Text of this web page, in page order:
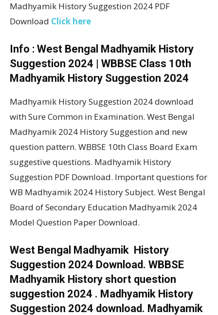
Madhyamik History Suggestion 2024 PDF
Download Click here
Info : West Bengal Madhyamik History
Suggestion 2024 | WBBSE Class 10th
Madhyamik History Suggestion 2024
Madhyamik History Suggestion 2024 download
with Sure Common in Examination. West Bengal
Madhyamik 2024 History Suggestion and new
question pattern. WBBSE 10th Class Board Exam
suggestive questions. Madhyamik History
Suggestion PDF Download. Important questions for
WB Madhyamik 2024 History Subject. West Bengal
Board of Secondary Education Madhyamik 2024
Model Question Paper Download.
West Bengal Madhyamik History
Suggestion 2024 Download. WBBSE
Madhyamik History short question
suggestion 2024 . Madhyamik History
Suggestion 2024 download. Madhyamik